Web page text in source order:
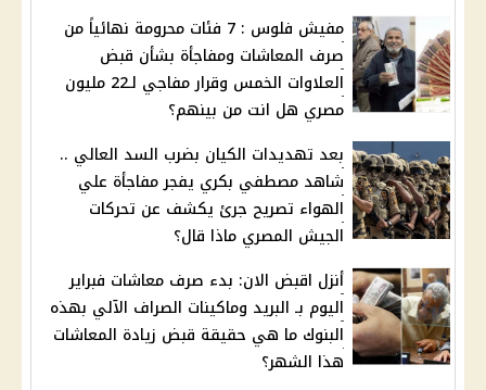
مفيش فلوس : 7 فئات محرومة نهائياً من
صرف المعاشات ومفاجأة بشأن قبض
العلاوات الخمس وقرار مفاجي لـ22 مليون
مصري هل انت من بينهم؟
بعد تهديدات الكيان بضرب السد العالي ..
شاهد مصطفي بكري يفجر مفاجأة علي
الهواء تصريح جرئ يكشف عن تحركات
الجيش المصري ماذا قال؟
أنزل اقبض الان: بدء صرف معاشات فبراير
اليوم بـ البريد وماكينات الصراف الآلي بهذه
البنوك ما هي حقيقة قبض زيادة المعاشات
هذا الشهر؟